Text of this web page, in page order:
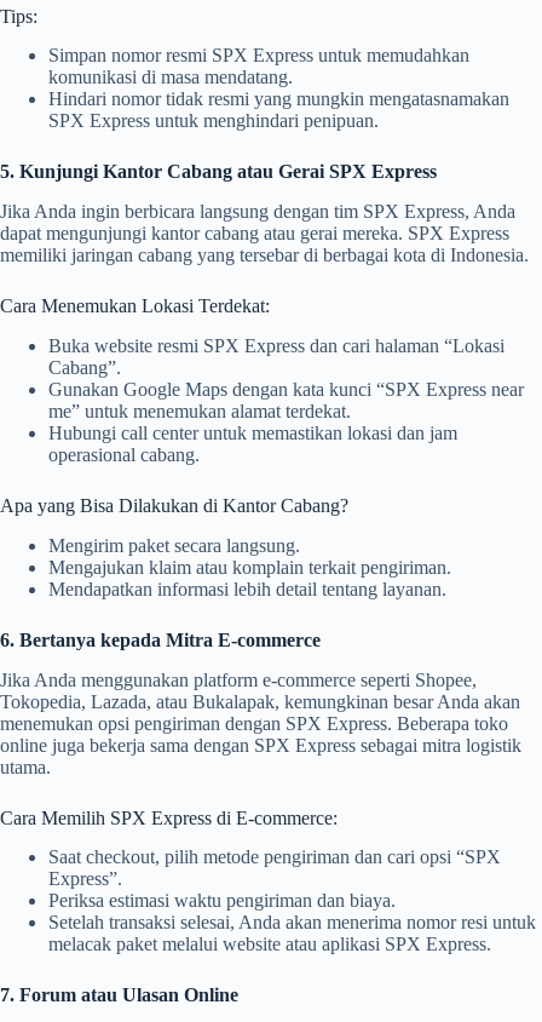
Tips:
Simpan nomor resmi SPX Express untuk memudahkan
komunikasi di masa mendatang.
Hindari nomor tidak resmi yang mungkin mengatasnamakan
SPX Express untuk menghindari penipuan.
5. Kunjungi Kantor Cabang atau Gerai SPX Express
Jika Anda ingin berbicara langsung dengan tim SPX Express, Anda
dapat mengunjungi kantor cabang atau gerai mereka. SPX Express
memiliki jaringan cabang yang tersebar di berbagai kota di Indonesia.
Cara Menemukan Lokasi Terdekat:
Buka website resmi SPX Express dan cari halaman “Lokasi
Cabang”.
Gunakan Google Maps dengan kata kunci “SPX Express near
me” untuk menemukan alamat terdekat.
Hubungi call center untuk memastikan lokasi dan jam
operasional cabang.
Apa yang Bisa Dilakukan di Kantor Cabang?
Mengirim paket secara langsung.
Mengajukan klaim atau komplain terkait pengiriman.
Mendapatkan informasi lebih detail tentang layanan.
6. Bertanya kepada Mitra E-commerce
Jika Anda menggunakan platform e-commerce seperti Shopee,
Tokopedia, Lazada, atau Bukalapak, kemungkinan besar Anda akan
menemukan opsi pengiriman dengan SPX Express. Beberapa toko
online juga bekerja sama dengan SPX Express sebagai mitra logistik
utama.
Cara Memilih SPX Express di E-commerce:
Saat checkout, pilih metode pengiriman dan cari opsi “SPX
Express”.
Periksa estimasi waktu pengiriman dan biaya.
Setelah transaksi selesai, Anda akan menerima nomor resi untuk
melacak paket melalui website atau aplikasi SPX Express.
7. Forum atau Ulasan Online